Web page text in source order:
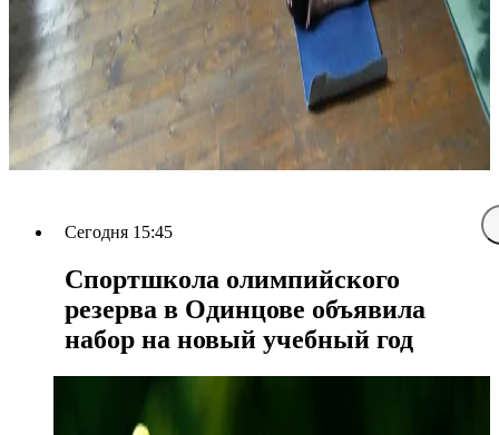
Сегодня 15:45
Спортшкола олимпийского
резерва в Одинцове объявила
набор на новый учебный год